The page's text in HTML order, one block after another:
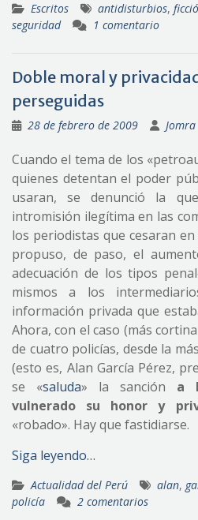
Escritos antidisturbios,
seguridad
1 comentario
Doble moral y
perseguidas
28 de febrero de 2009 Jomra
Cuando el tema de los
quienes detentan el poder
usaran, se denunció la
intromisión ilegítima en las
los periodistas que cesaran
propuso, de paso, el
adecuación de los tipos
mismos a los
información privada que
Ahora, con el caso (más
de cuatro policías, desde la
(esto es, Alan García Pérez,
se «saluda» la sanción a
vulnerado su honor y
«robado». Hay que fastidiarse.
Siga leyendo…
Actualidad del Perú alan,
policía
2 comentarios